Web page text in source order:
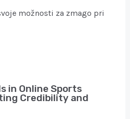
možnosti za zmago pri
in Online Sports
Credibility and